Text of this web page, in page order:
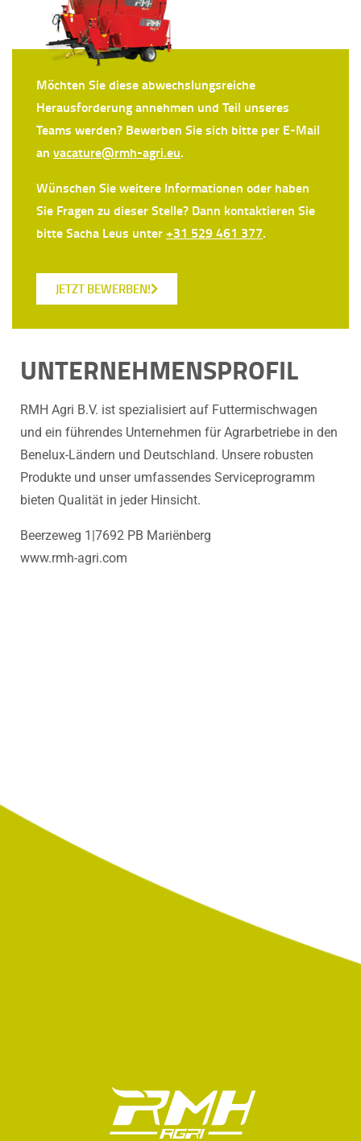
Möchten Sie diese abwechslungsreiche
Herausforderung annehmen und Teil unseres
Teams werden? Bewerben Sie sich bitte per E-Mail
an vacature@rmh-agri.eu.
Wünschen Sie weitere Informationen oder haben
Sie Fragen zu dieser Stelle? Dann kontaktieren Sie
bitte Sacha Leus unter+31 529 461 377.
JETZT BEWERBEN!
UNTERNEHMENSPROFIL
RMH Agri B.V. ist spezialisiert auf Futtermischwagen
und ein führendes Unternehmen für Agrarbetriebe in den
Benelux-Ländern und Deutschland. Unsere robusten
Produkte und unser umfassendes Serviceprogramm
bieten Qualität in jeder Hinsicht.
Beerzeweg 1|7692 PB Mariënberg
www.rmh-agri.com